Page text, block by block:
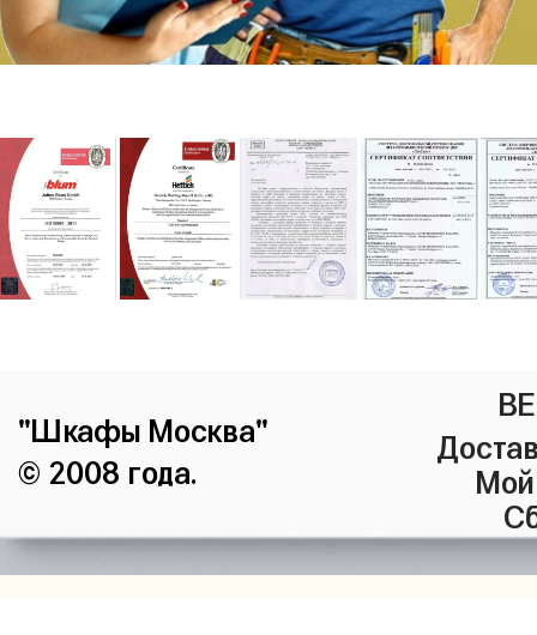
"Шкафы Москва"
© 2008 года.